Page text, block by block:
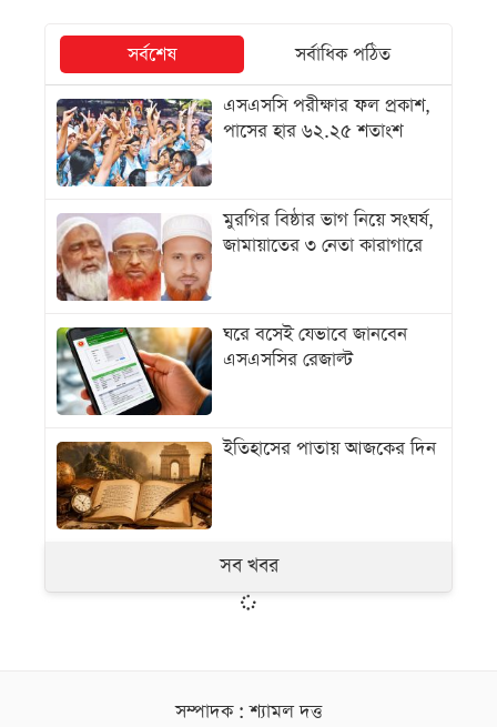
সর্বশেষ
সর্বাধিক পঠিত
এসএসসি পরীক্ষার ফল প্রকাশ,
পাসের হার ৬২.২৫ শতাংশ
মুরগির বিষ্ঠার ভাগ নিয়ে সংঘর্ষ,
জামায়াতের ৩ নেতা কারাগারে
ঘরে বসেই যেভাবে জানবেন
এসএসসির রেজাল্ট
ইতিহাসের পাতায় আজকের দিন
সব খবর
সম্পাদক : শ্যামল দত্ত